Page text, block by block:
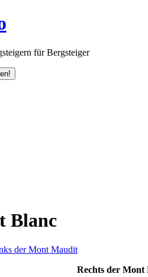
für Bergsteiger
Blanc
Rechts der